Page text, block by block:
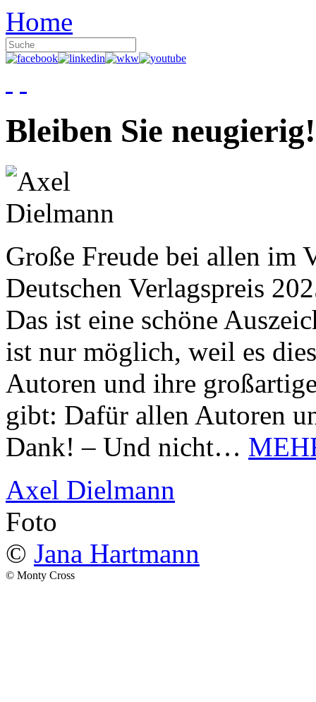
Home
Bleiben Sie neugierig!
Große Freude bei allen im
Deutschen Verlagspreis
Das ist eine schöne
ist nur möglich, weil es
Autoren und ihre
gibt: Dafür allen Autoren
Dank! – Und nicht…
Axel Dielmann
Foto
© Jana Hartmann
© Monty Cross